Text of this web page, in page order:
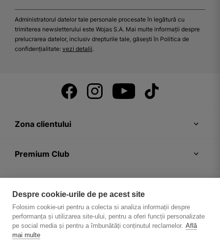
Administratorul datelor tale personale procesate în legătură cu
trimiterea newsletterului este Wojas S.A. Mai multe informații despre
prelucrarea datelor, inclusiv drepturile tale, găsești în Politica de
confidențialitate: vezi detalii.
Zona clientului
Premium Club
Despre firmă
Despre cookie-urile de pe acest site
Folosim cookie-uri pentru a colecta si analiza informații despre
performanța și utilizarea site-ului, pentru a oferi funcții personalizate
pe social media și pentru a îmbunătăți conținutul reclamelor. Află
mai multe